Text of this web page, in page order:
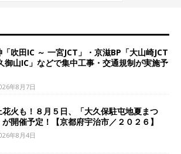
吹田IC ～ 一宮JCT」・京滋BP「大山崎JCT
御山IC」などで集中工事・交通規制が実施予
年8月7日
花火も！８月５日、「大久保駐屯地夏まつ
が開催予定！【京都府宇治市／２０２６】
年8月4日